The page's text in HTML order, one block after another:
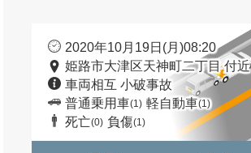
2020年10月19日(月)08:20
姫路市大津区天神町二丁目 付近
車両相互 小破事故
普通乗用車(1) 軽自動車(1)
死亡(0) 負傷(1)